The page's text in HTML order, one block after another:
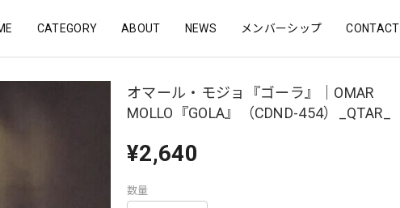
CATEGORY ABOUT NEWS メンバーシップ CONTACT
オマール・モジョ『ゴーラ』｜OMAR
MOLLO『GOLA』（CDND-454）_QTAR_
¥2,640
数量